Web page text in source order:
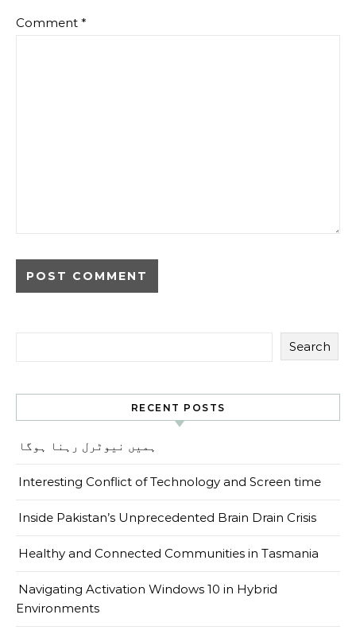
Comment *
Search
RECENT POSTS
ہمیں نیوٹرل رہنا ہوگا
Interesting Conflict of Technology and Screen time
Inside Pakistan’s Unprecedented Brain Drain Crisis
Healthy and Connected Communities in Tasmania
Navigating Activation Windows 10 in Hybrid
Environments